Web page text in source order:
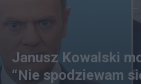
Janusz Kowalski
“Nie spodziewam